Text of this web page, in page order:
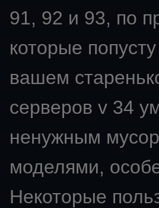
91, 92 и 93, по
которые
вашем
серверов v 34
ненужным
моделями,
Некоторые